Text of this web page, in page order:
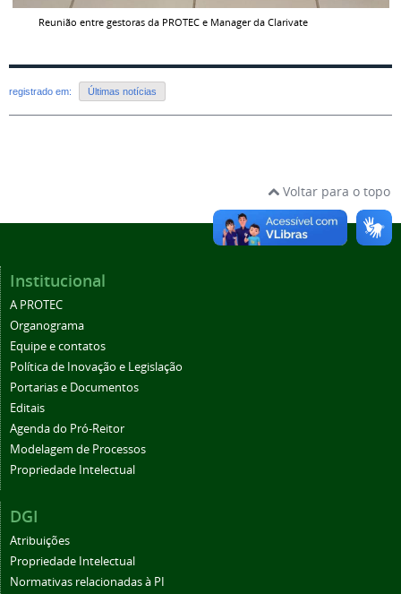
Reunião entre gestoras da PROTEC e Manager da Clarivate
registrado em: Últimas notícias
Voltar para o topo
Institucional
A PROTEC
Organograma
Equipe e contatos
Política de Inovação e Legislação
Portarias e Documentos
Editais
Agenda do Pró-Reitor
Modelagem de Processos
Propriedade Intelectual
DGI
Atribuições
Propriedade Intelectual
Normativas relacionadas à PI